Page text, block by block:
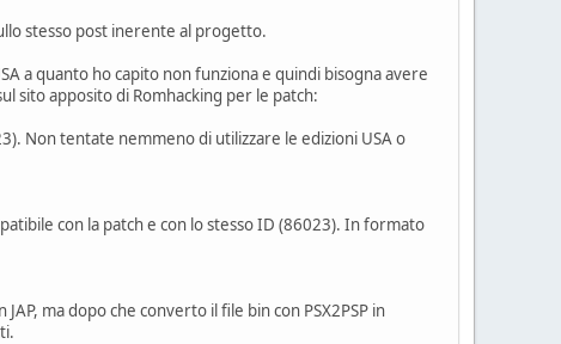
stesso post inerente al progetto.
a quanto ho capito non funziona e quindi bisogna avere
sito apposito di Romhacking per le patch:
Non tentate nemmeno di utilizzare le edizioni USA o
con la patch e con lo stesso ID (86023). In formato
ma dopo che converto il file bin con PSX2PSP in